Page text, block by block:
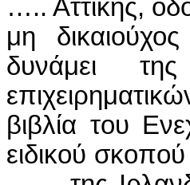
….. Αττικής,
μη
δυνάμει
βιβλία του
ειδικού